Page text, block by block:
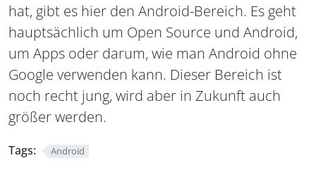
hat, gibt es hier den Android-Bereich. Es geht
hauptsächlich um Open Source und Android,
um Apps oder darum, wie man Android ohne
Google verwenden kann. Dieser Bereich ist
noch recht jung, wird aber in Zukunft auch
größer werden.
Tags: Android